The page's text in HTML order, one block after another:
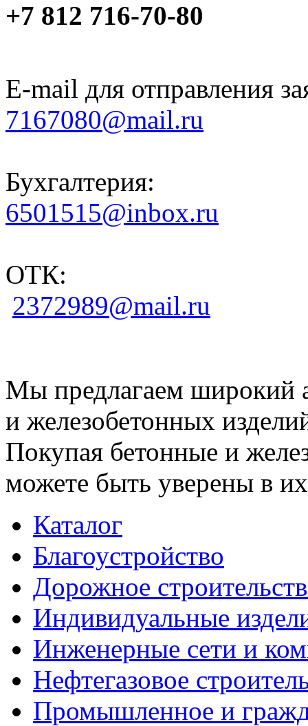
+7 812 716-70-80
E-mail для отправления
7167080@mail.ru
Бухгалтерия:
6501515@inbox.ru
ОТК:
2372989@mail.ru
Мы предлагаем широкий
и железобетонных
Покупая бетонные и
можете быть уверены в их
Каталог
Благоустройство
Дорожное
Индивидуальные
Инженерные сети и
Нефтегазовое
Промышленное и